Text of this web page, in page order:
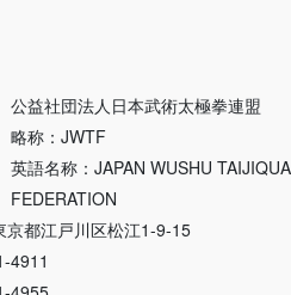
公益社団法人日本武術太極拳連盟
略称：JWTF
英語名称：JAPAN WUSHU
FEDERATION
京都江戸川区松江1-9-15
4911